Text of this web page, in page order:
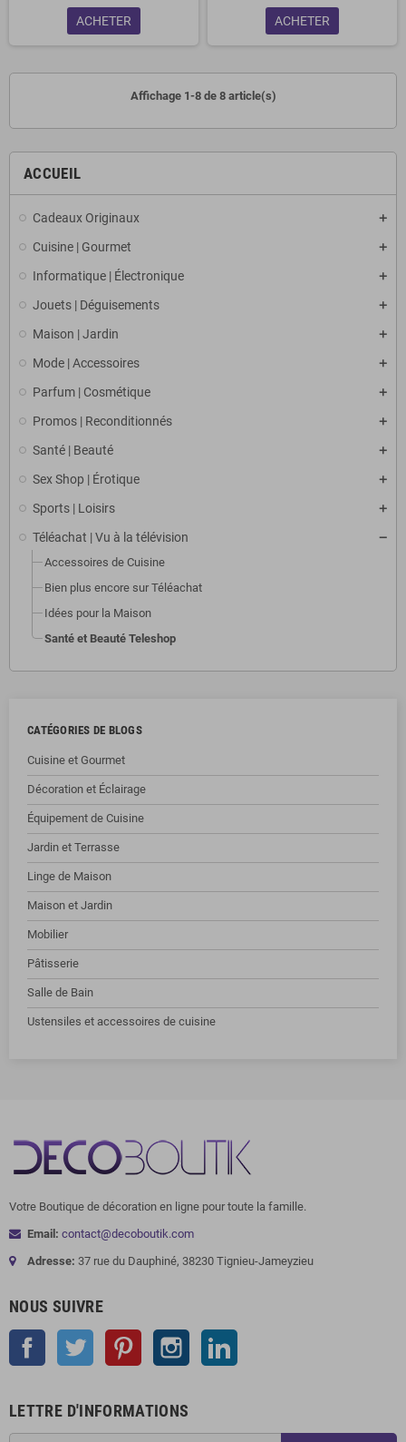
ACCUEIL
Cadeaux Originaux
Cuisine | Gourmet
Informatique | Électronique
Jouets | Déguisements
Maison | Jardin
Mode | Accessoires
Parfum | Cosmétique
Promos | Reconditionnés
Santé | Beauté
Sex Shop | Érotique
Sports | Loisirs
Téléachat | Vu à la télévision
Accessoires de Cuisine
Bien plus encore sur Téléachat
Idées pour la Maison
Santé et Beauté Teleshop
CATÉGORIES DE BLOGS
Cuisine et Gourmet
Décoration et Éclairage
Équipement de Cuisine
Jardin et Terrasse
Linge de Maison
Maison et Jardin
Mobilier
Pâtisserie
Salle de Bain
Ustensiles et accessoires de cuisine
ACHETER ACHETER
Affichage 1-8 de 8 article(s)
Votre Boutique de décoration en ligne pour toute la famille.
Email: contact@decoboutik.com
Adresse: 37 rue du Dauphiné, 38230 Tignieu-Jameyzieu
NOUS SUIVRE
Facebook Twitter Pinterest Instagram
LETTRE D'INFORMATIONS